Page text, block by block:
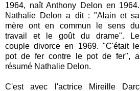
1964, naît Anthony Delon en 1964.
Nathalie Delon a dit : "Alain et sa
mère ont en commun le sens du
travail et le goût du drame". Le
couple divorce en 1969. "C'était le
pot de fer contre le pot de fer", a
résumé Nathalie Delon.
C'est avec l'actrice Mireille Darc